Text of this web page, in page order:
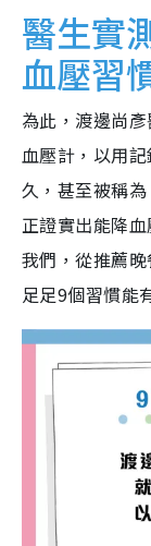
醫生實
血壓習
為此，渡邊尚
血壓計，以用
久，甚至被稱
正證實出能降血
我們，從推薦
足足9個習慣能